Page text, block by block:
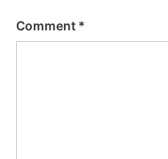
Comment *